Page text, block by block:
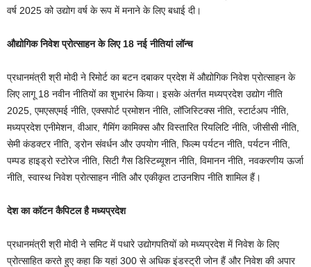
वर्ष 2025 को उद्योग वर्ष के रूप में मनाने के लिए बधाई दी।
औद्योगिक निवेश प्रोत्साहन के लिए 18 नई नीतियां लॉन्च
प्रधानमंत्री श्री मोदी ने रिमोर्ट का बटन दबाकर प्रदेश में औद्योगिक निवेश प्रोत्साहन के
लिए लागू 18 नवीन नीतियों का शुभारंभ किया। इसके अंतर्गत मध्यप्रदेश उद्योग नीति
2025, एमएसएमई नीति, एक्सपोर्ट प्रमोशन नीति, लॉजिस्टिक्स नीति, स्टार्टअप नीति,
मध्यप्रदेश एनीमेशन, वीआर, गैमिंग कामिक्स और विस्तारित रियलिटि नीति, जीसीसी नीति,
सेमी कंडक्टर नीति, ड्रोन संवर्धन और उपयोग नीति, फिल्म पर्यटन नीति, पर्यटन नीति,
पम्पड हाइड्रो स्टोरेज नीति, सिटी गैस डिस्टिब्यूशन नीति, विमानन नीति, नवकरणीय ऊर्जा
नीति, स्वास्थ निवेश प्रोत्साहन नीति और एकीकृत टाउनशिप नीति शामिल हैं।
देश का कॉटन कैपिटल है मध्यप्रदेश
प्रधानमंत्री श्री मोदी ने समिट में पधारे उद्योगपतियों को मध्यप्रदेश में निवेश के लिए
प्रोत्साहित करते हुए कहा कि यहां 300 से अधिक इंडस्ट्री जोन हैं और निवेश की अपार